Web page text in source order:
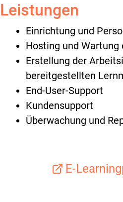
Leistungen
Einrichtung und
Hosting und
Erstellung der
bereitgestellten
End-User-Support
Kundensupport
Überwachung und
E-